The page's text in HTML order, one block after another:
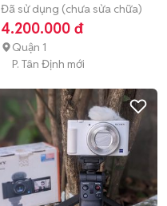
Đã sử dụng (chưa sửa chữa)
4.200.000 đ
Quận 1
P. Tân Định mới